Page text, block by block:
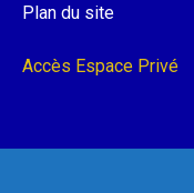
Plan du site
Accès Espace Privé